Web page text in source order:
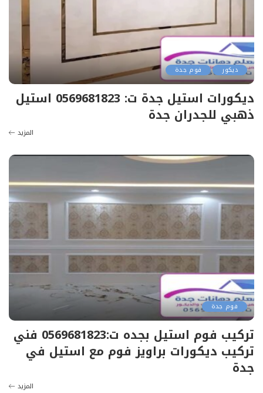
ديكور فوم جدة
ديكورات استيل جدة ت: 0569681823 استيل
ذهبي للجدران جدة
المزيد
فوم جدة
تركيب فوم استيل بجده ت:0569681823 فني
تركيب ديكورات براويز فوم مع استيل في
جدة
المزيد